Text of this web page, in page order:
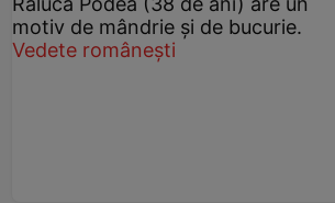
motiv de mândrie și de bucurie.
Vedete românești